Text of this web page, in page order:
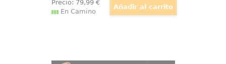
Precio: 79,99€
En Camino